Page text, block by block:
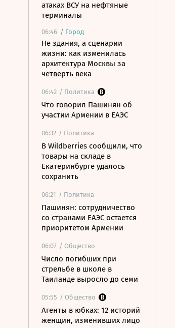
атаках ВСУ на нефтяные
терминалы
06:46 / Город
Не здания, а сценарии
жизни: как изменилась
архитектура Москвы за
четверть века
06:42 / Политика
Что говорил Пашинян об
участии Армении в ЕАЭС
06:32 / Политика
В Wildberries сообщили, что
товары на складе в
Екатеринбурге удалось
сохранить
06:21 / Политика
Пашинян: сотрудничество
со странами ЕАЭС остается
приоритетом Армении
06:07 / Общество
Число погибших при
стрельбе в школе в
Таиланде выросло до семи
05:55 / Общество
Агенты в юбках: 12 историй
женщин, изменивших лицо